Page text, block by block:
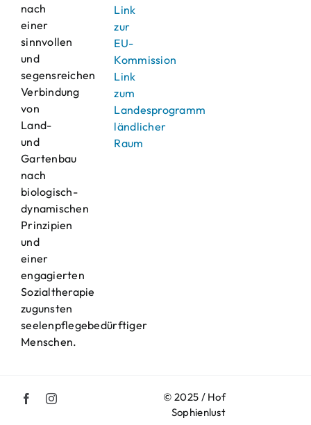
nach
einer
sinnvollen
und
segensreichen
Verbindung
von
Land-
und
Gartenbau
nach
biologisch-
dynamischen
Prinzipien
und
einer
engagierten
Sozialtherapie
zugunsten
seelenpflegebedürftiger
Menschen.
Link
zur
EU-
Kommission
Link
zum
Landesprogramm
ländlicher
Raum
© 2025 / Hof
Sophienlust